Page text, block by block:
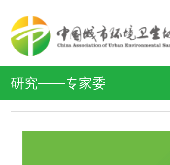
研究——专家委